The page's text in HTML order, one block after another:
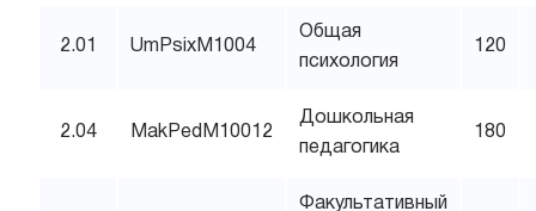
2.01 UmPsixM1004
Общая
психология
120
2.04 MakPedM10012
Дошкольная
педагогика
180
Факультативный